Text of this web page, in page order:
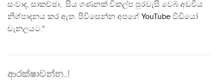
සංවාද, සාකච්ඡා, සිය ගණනක් විකල්ප පුරවැසි වෙබ් අඩවිය
නිශ්පාදනය කර ඇත. පිවිසෙන්න අපගේ YouTube වීඩියෝ
චැනලයට."
ආරක්ෂාවන්න..!